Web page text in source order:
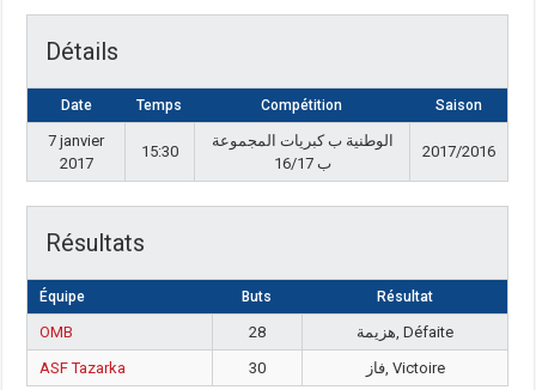
Détails
Date Temps Compétition Saison
7 janvier
2017
15:30
الوطنية ب كبريات المجموعة
ب 16/17
2017/2016
Résultats
Équipe Buts Résultat
OMB 28
هزيمة, Défaite
ASF Tazarka
30 فاز, Victoire